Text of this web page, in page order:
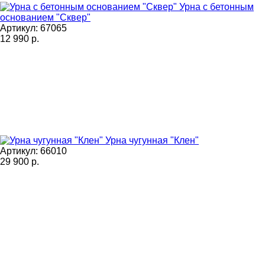
Урна с бетонным
основанием "Сквер"
Артикул: 67065
12 990 р.
Урна чугунная "Клен"
Артикул: 66010
29 900 р.